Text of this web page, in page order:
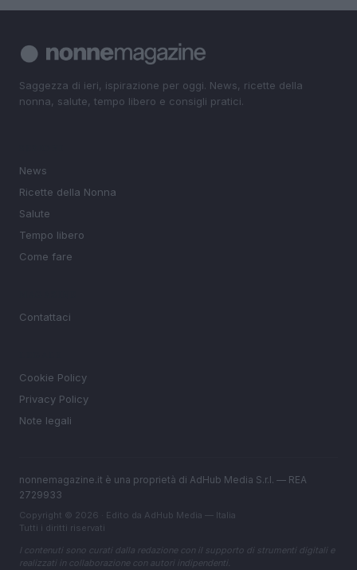
Saggezza di ieri, ispirazione per oggi. News, ricette della
nonna, salute, tempo libero e consigli pratici.
News
Ricette della Nonna
Salute
Tempo libero
Come fare
Contattaci
Cookie Policy
Privacy Policy
Note legali
nonnemagazine.it è una proprietà di AdHub Media S.r.l. — REA
2729933
Copyright © 2026 · Edito da AdHub Media — Italia
Tutti i diritti riservati
I contenuti sono curati dalla redazione con il supporto di strumenti digitali e
realizzati in collaborazione con autori indipendenti.